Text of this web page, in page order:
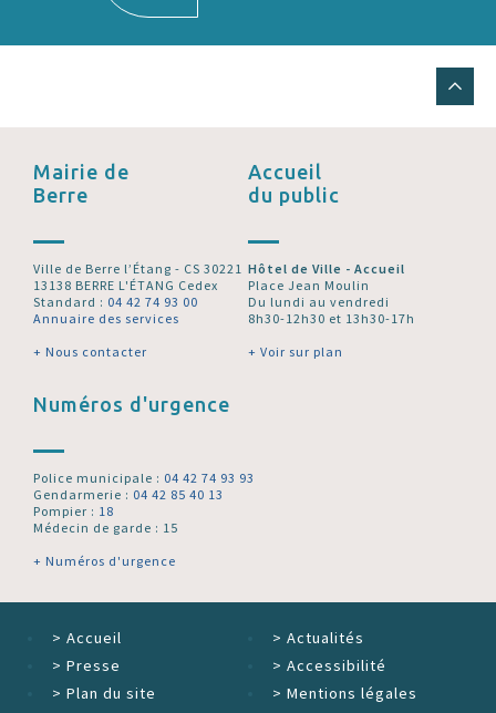
Mairie de
Berre
Ville de Berre l’Étang - CS 30221
13138 BERRE L'ÉTANG Cedex
Standard : 04 42 74 93 00
Annuaire des services
+ Nous contacter
Accueil
du public
Hôtel de Ville - Accueil
Place Jean Moulin
Du lundi au vendredi
8h30-12h30 et 13h30-17h
+ Voir sur plan
Numéros d'urgence
Police municipale : 04 42 74 93 93
Gendarmerie : 04 42 85 40 13
Pompier : 18
Médecin de garde : 15
+ Numéros d'urgence
> Accueil > Actualités
> Presse > Accessibilité
> Plan du site > Mentions légales